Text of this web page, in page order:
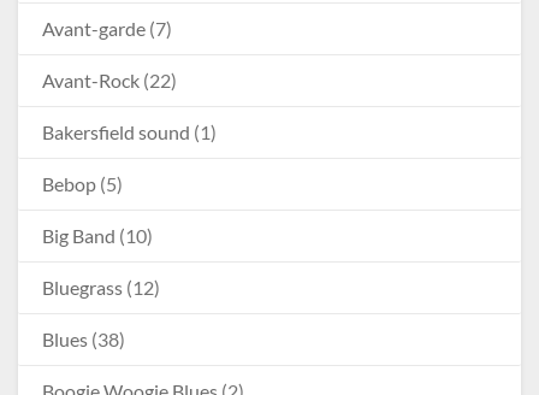
Avant-garde (7)
Avant-Rock (22)
Bakersfield sound (1)
Bebop (5)
Big Band (10)
Bluegrass (12)
Blues (38)